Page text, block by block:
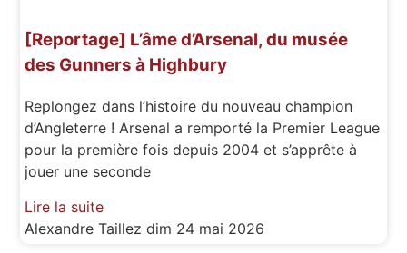
[Reportage] L’âme d’Arsenal, du musée
des Gunners à Highbury
Replongez dans l’histoire du nouveau champion
d’Angleterre ! Arsenal a remporté la Premier League
pour la première fois depuis 2004 et s’apprête à
jouer une seconde
Lire la suite
Alexandre Taillezdim 24 mai 2026